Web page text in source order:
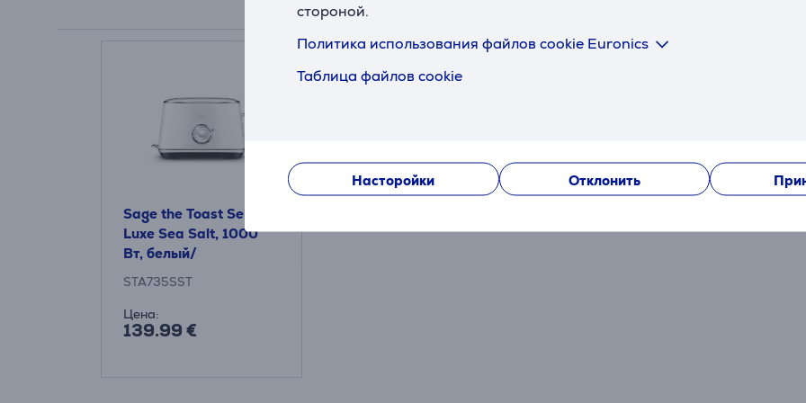
стороной.
Политика использования файлов cookie Euronics
Таблица файлов cookie
Насторойки Отклонить
Sage the Toast Select
Luxe Sea Salt, 1000
Вт, белый/
серебристый - Тостер
STA735SST
Цена:
139.99 €